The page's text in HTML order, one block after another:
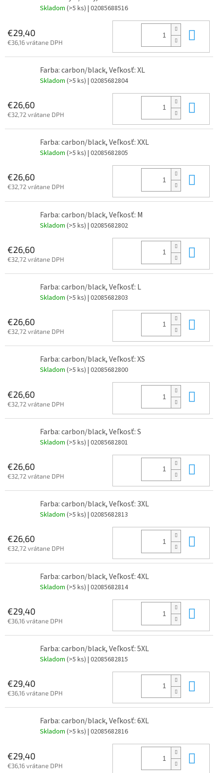
Skladom (>5 ks) | 02085688516
€29,40
€36,16 vrátane DPH
Farba: carbon/black, Veľkosť: XL
Skladom (>5 ks) | 02085682804
€26,60
€32,72 vrátane DPH
Farba: carbon/black, Veľkosť: XXL
Skladom (>5 ks) | 02085682805
€26,60
€32,72 vrátane DPH
Farba: carbon/black, Veľkosť: M
Skladom (>5 ks) | 02085682802
€26,60
€32,72 vrátane DPH
Farba: carbon/black, Veľkosť: L
Skladom (>5 ks) | 02085682803
€26,60
€32,72 vrátane DPH
Farba: carbon/black, Veľkosť: XS
Skladom (>5 ks) | 02085682800
€26,60
€32,72 vrátane DPH
Farba: carbon/black, Veľkosť: S
Skladom (>5 ks) | 02085682801
€26,60
€32,72 vrátane DPH
Farba: carbon/black, Veľkosť: 3XL
Skladom (>5 ks) | 02085682813
€26,60
€32,72 vrátane DPH
Farba: carbon/black, Veľkosť: 4XL
Skladom (>5 ks) | 02085682814
€29,40
€36,16 vrátane DPH
Farba: carbon/black, Veľkosť: 5XL
Skladom (>5 ks) | 02085682815
€29,40
€36,16 vrátane DPH
Farba: carbon/black, Veľkosť: 6XL
Skladom (>5 ks) | 02085682816
€29,40
€36,16 vrátane DPH